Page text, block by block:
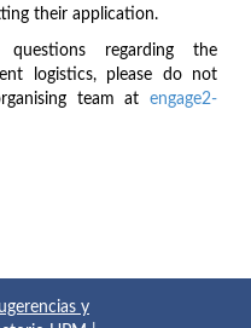
their application.
regarding the
logistics, please do not
team at engage2-
y